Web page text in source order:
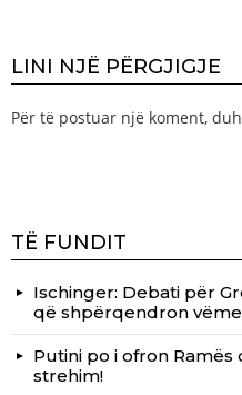
LINI NJË PËRGJIGJE
Për të postuar një koment,
TË FUNDIT
Ischinger: Debati për
që shpërqendron
Putini po i ofron
strehim!